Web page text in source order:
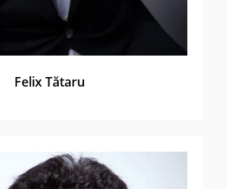
Felix Tătaru